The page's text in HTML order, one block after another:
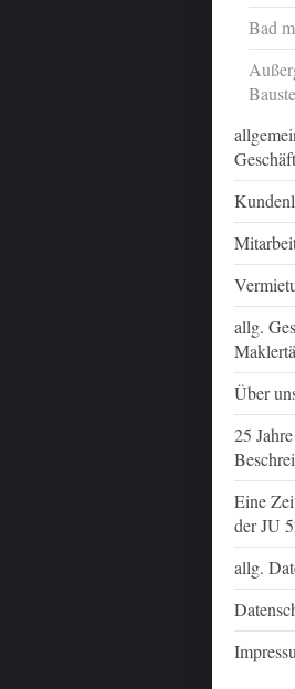
Bad
allg.
Über
25
Eine
der JU
allg.